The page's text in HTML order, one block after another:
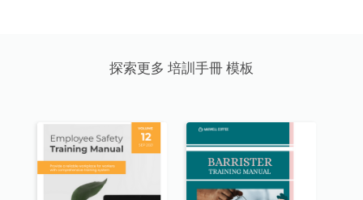
探索更多 培訓手冊 模板